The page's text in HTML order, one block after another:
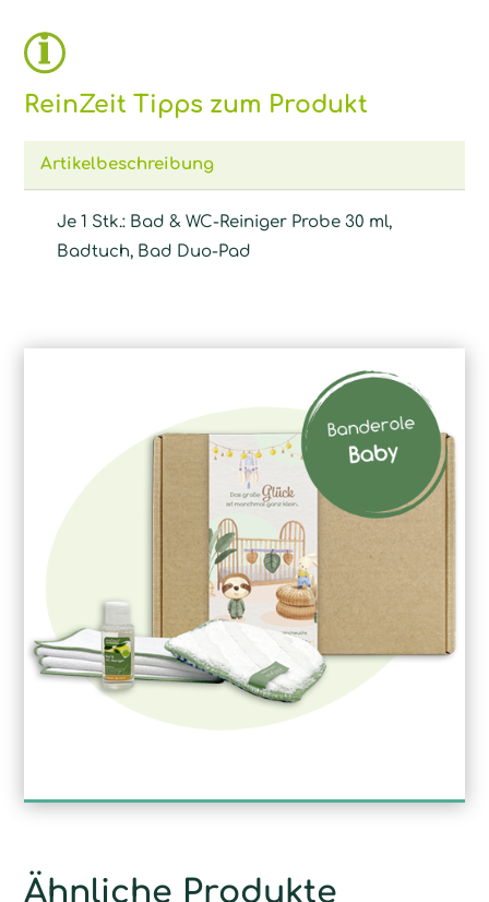
ReinZeit Tipps zum Produkt
Artikelbeschreibung
Je 1 Stk.: Bad & WC-Reiniger Probe 30 ml,
Badtuch, Bad Duo-Pad
Ähnliche Produkte